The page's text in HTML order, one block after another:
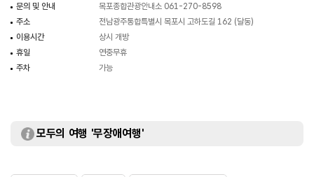
문의 및 안내
목포종합관광안내소 061-270-8598
주소
전남광주통합특별시 목포시 고하도길 162 (달동)
이용시간
상시 개방
휴일
연중무휴
주차
가능
모두의 여행 '무장애여행'